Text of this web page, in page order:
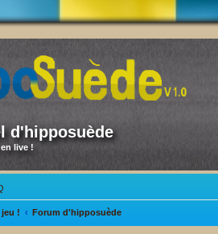
d'hipposuède
live !
jeu ! Forum d'hipposuède